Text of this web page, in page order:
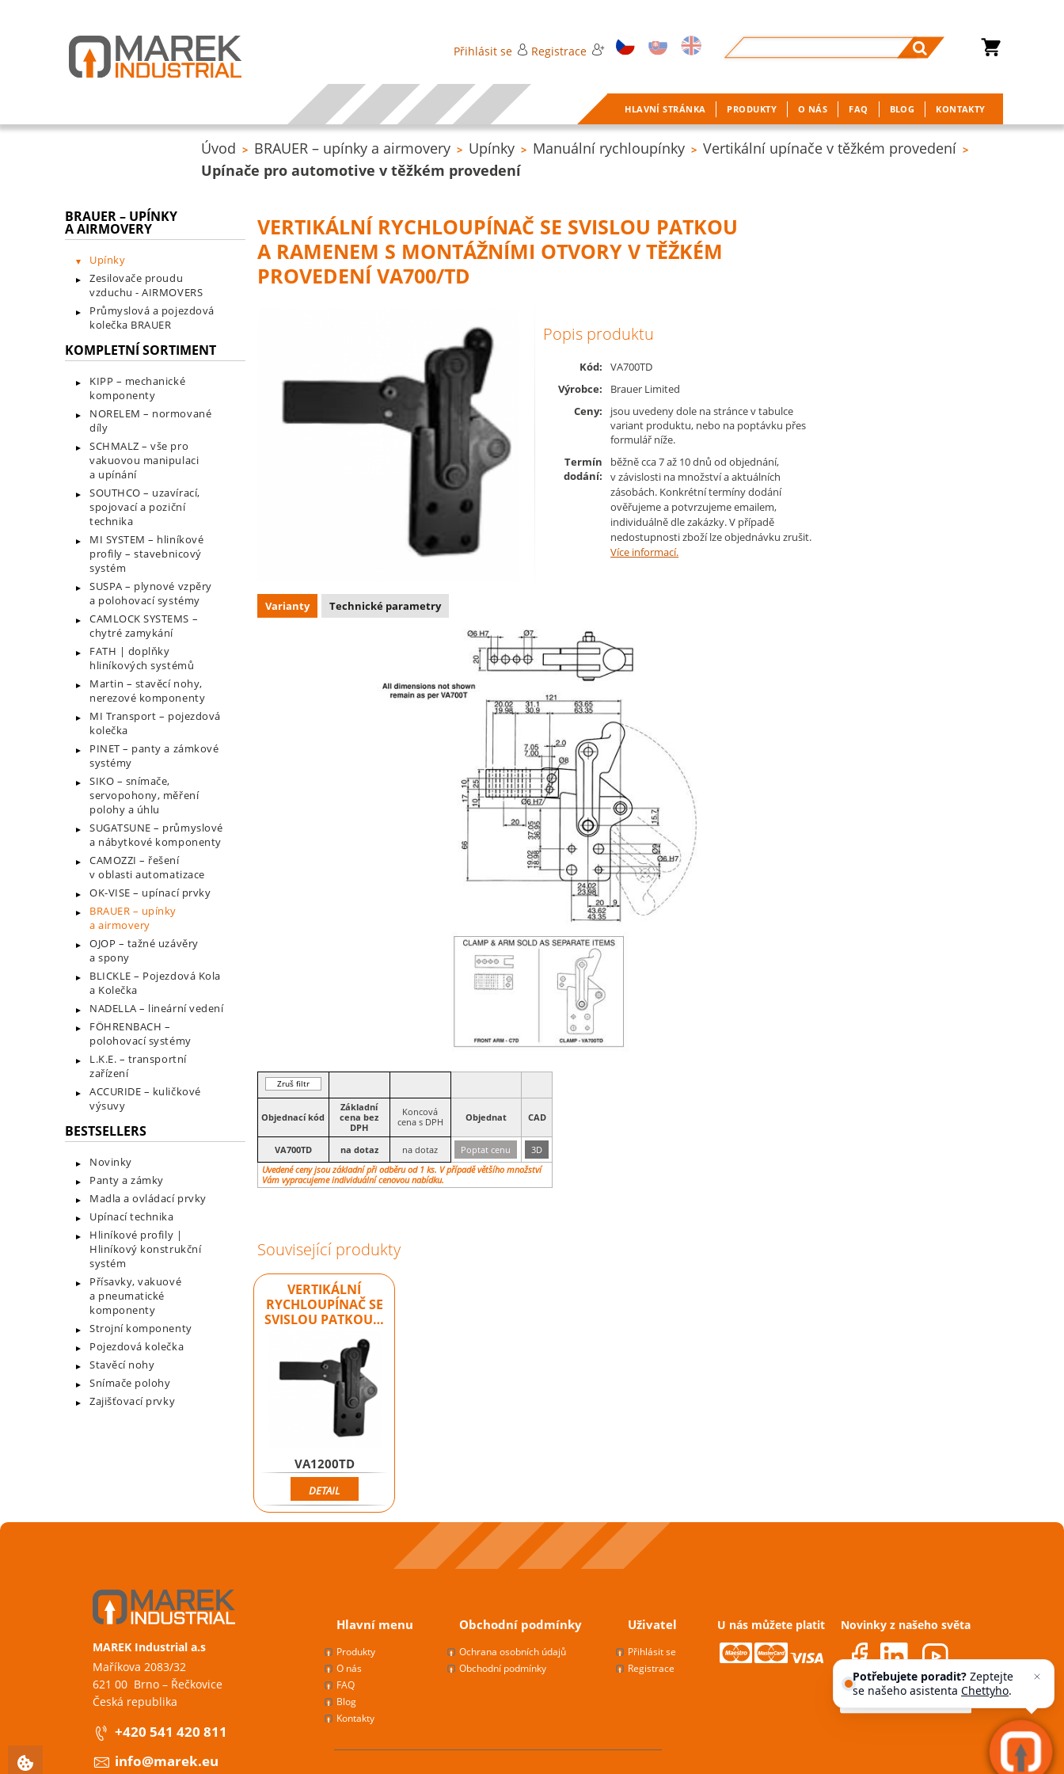
Přihlásit se Registrace
HLAVNÍ STRÁNKA PRODUKTY O NÁS FAQ BLOG KONTAKTY
Úvod > BRAUER – upínky a airmovery > Upínky > Manuální rychloupínky > Vertikální upínače v těžkém provedení >
Upínače pro automotive v těžkém provedení
BRAUER – UPÍNKY
A AIRMOVERY
Upínky
Zesilovače proudu
vzduchu - AIRMOVERS
Průmyslová a pojezdová
kolečka BRAUER
KOMPLETNÍ SORTIMENT
KIPP – mechanické
komponenty
NORELEM – normované
díly
SCHMALZ – vše pro
vakuovou manipulaci
a upínání
SOUTHCO – uzavírací,
spojovací a poziční
technika
MI SYSTEM – hliníkové
profily – stavebnicový
systém
SUSPA – plynové vzpěry
a polohovací systémy
CAMLOCK SYSTEMS –
chytré zamykání
FATH | doplňky
hliníkových systémů
Martin – stavěcí nohy,
nerezové komponenty
MI Transport – pojezdová
kolečka
PINET – panty a zámkové
systémy
SIKO – snímače,
servopohony, měření
polohy a úhlu
SUGATSUNE – průmyslové
a nábytkové komponenty
CAMOZZI – řešení
v oblasti automatizace
OK-VISE – upínací prvky
BRAUER – upínky
a airmovery
OJOP – tažné uzávěry
a spony
BLICKLE – Pojezdová Kola
a Kolečka
NADELLA – lineární vedení
FÖHRENBACH –
polohovací systémy
L.K.E. – transportní
zařízení
ACCURIDE – kuličkové
výsuvy
BESTSELLERS
Novinky
Panty a zámky
Madla a ovládací prvky
Upínací technika
Hliníkové profily |
Hliníkový konstrukční
systém
Přísavky, vakuové
a pneumatické
komponenty
Strojní komponenty
Pojezdová kolečka
Stavěcí nohy
Snímače polohy
Zajišťovací prvky
VERTIKÁLNÍ RYCHLOUPÍNAČ SE SVISLOU PATKOU
A RAMENEM S MONTÁŽNÍMI OTVORY V TĚŽKÉM
PROVEDENÍ VA700/TD
Popis produktu
Kód:
VA700TD
Výrobce:
Brauer Limited
Ceny:
jsou uvedeny dole na stránce v tabulce
variant produktu, nebo na poptávku přes
formulář níže.
Termín
dodání:
běžně cca 7 až 10 dnů od objednání,
v závislosti na množství a aktuálních
zásobách. Konkrétní termíny dodání
ověřujeme a potvrzujeme emailem,
individuálně dle zakázky. V případě
nedostupnosti zboží lze objednávku zrušit.
Více informací.
Varianty Technické parametry
Zruš filtr
Objednací kód
Základní
cena bez
DPH
Koncová
cena s DPH
Objednat CAD
VA700TD na dotaz na dotaz Poptat cenu
3D
Uvedené ceny jsou základní při odběru od 1 ks. V případě většího množství
Vám vypracujeme individuální cenovou nabídku.
Související produkty
VERTIKÁLNÍ
RYCHLOUPÍNAČ SE
SVISLOU PATKOU…
VA1200TD
DETAIL
MAREK Industrial a.s
Maříkova 2083/32
621 00 Brno – Řečkovice
Česká republika
+420 541 420 811
info@marek.eu
Hlavní menu
Produkty
O nás
FAQ
Blog
Kontakty
Obchodní podmínky
Ochrana osobních údajů
Obchodní podmínky
Uživatel
Přihlásit se
Registrace
U nás můžete platit Novinky z našeho světa
Potřebujete poradit? Zeptejte
se našeho asistenta Chettyho.